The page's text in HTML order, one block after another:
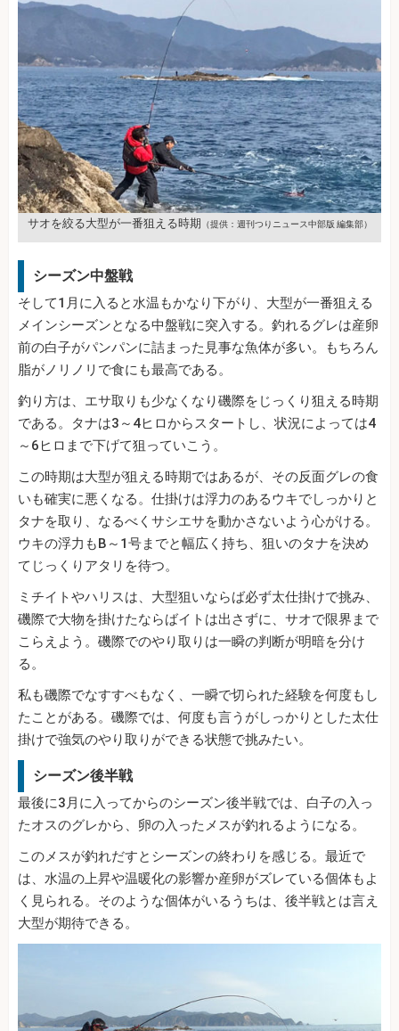
サオを絞る大型が一番狙える時期 （提供：週刊つりニュース中部版 編集部）
シーズン中盤戦
そして1月に入ると水温もかなり下がり、大型が一番狙える
メインシーズンとなる中盤戦に突入する。釣れるグレは産卵
前の白子がパンパンに詰まった見事な魚体が多い。もちろん
脂がノリノリで食にも最高である。
釣り方は、エサ取りも少なくなり磯際をじっくり狙える時期
である。タナは3～4ヒロからスタートし、状況によっては4
～6ヒロまで下げて狙っていこう。
この時期は大型が狙える時期ではあるが、その反面グレの食
いも確実に悪くなる。仕掛けは浮力のあるウキでしっかりと
タナを取り、なるべくサシエサを動かさないよう心がける。
ウキの浮力もB～1号までと幅広く持ち、狙いのタナを決め
てじっくりアタリを待つ。
ミチイトやハリスは、大型狙いならば必ず太仕掛けで挑み、
磯際で大物を掛けたならばイトは出さずに、サオで限界まで
こらえよう。磯際でのやり取りは一瞬の判断が明暗を分け
る。
私も磯際でなすすべもなく、一瞬で切られた経験を何度もし
たことがある。磯際では、何度も言うがしっかりとした太仕
掛けで強気のやり取りができる状態で挑みたい。
シーズン後半戦
最後に3月に入ってからのシーズン後半戦では、白子の入っ
たオスのグレから、卵の入ったメスが釣れるようになる。
このメスが釣れだすとシーズンの終わりを感じる。最近で
は、水温の上昇や温暖化の影響か産卵がズレている個体もよ
く見られる。そのような個体がいるうちは、後半戦とは言え
大型が期待できる。